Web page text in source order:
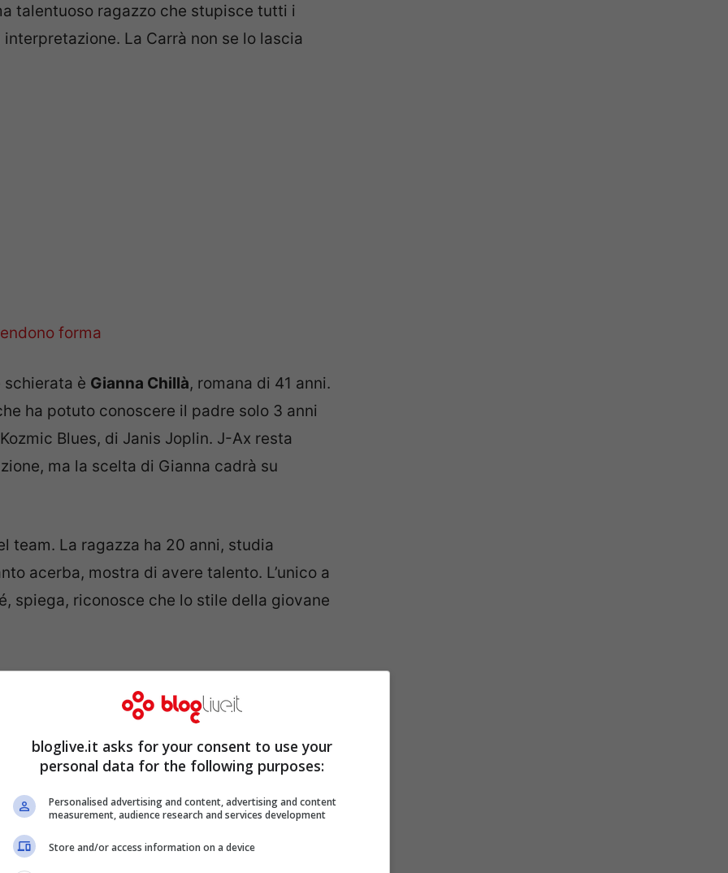
talentuoso ragazzo che stupisce tutti i
La Carrà non se lo lascia
schierata è Gianna Chillà, romana di 41 anni.
ha potuto conoscere il padre solo 3 anni
Blues, di Janis Joplin. J-Ax resta
ma la scelta di Gianna cadrà su
team. La ragazza ha 20 anni, studia
acerba, mostra di avere talento. L’unico a
spiega, riconosce che lo stile della giovane
, vecchia conoscenza di Noemi. I due
Veronica Scopellitinon era ancora
per quasi tutto il gruppo (solo
su Noemi.
bloglive.it asks for your consent to use your
personal data for the following purposes:
Personalised advertising and content, advertising and content
measurement, audience research and services development
Store and/or access information on a device